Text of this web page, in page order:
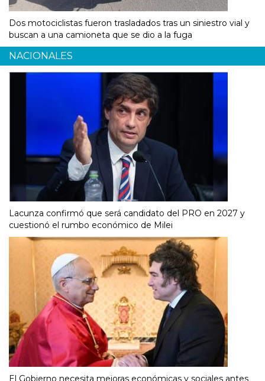
Dos motociclistas fueron trasladados tras un siniestro vial y
buscan a una camioneta que se dio a la fuga
NACIONALES
Lacunza confirmó que será candidato del PRO en 2027 y
cuestionó el rumbo económico de Milei
El Gobierno necesita mejoras económicas y sociales antes